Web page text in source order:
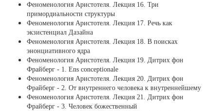
Феноменология Аристотеля. Лекция 16. Три
примордиальности структуры
Феноменология Аристотеля. Лекция 17. Речь как
экзистенциал Дазайна
Феноменология Аристотеля. Лекция 18. В поисках
энонциативного ядра
Феноменология Аристотеля. Лекция 19. Дитрих фон
Фрайберг - 1. Ens conceptionale
Феноменология Аристотеля. Лекция 20. Дитрих фон
Фрайберг - 2. От внутреннего человека к внутреннейшему
Феноменология Аристотеля. Лекция 21. Дитрих фон
Фрайберг - 3. Человек божественный